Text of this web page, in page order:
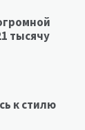
тысячу
к стилю